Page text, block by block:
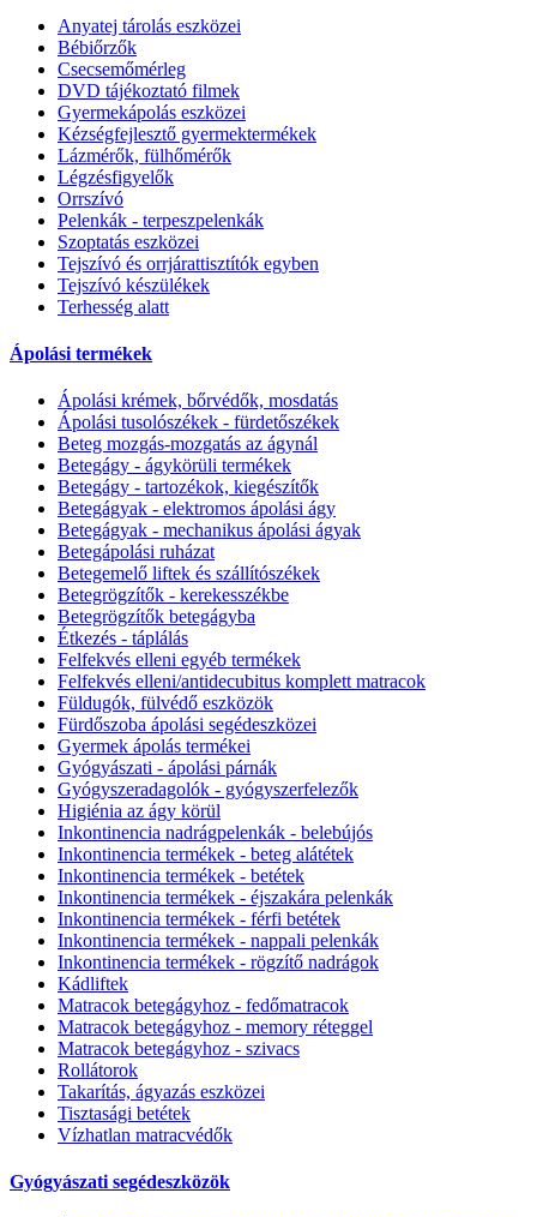
Anyatej tárolás eszközei
Bébiőrzők
Csecsemőmérleg
DVD tájékoztató filmek
Gyermekápolás eszközei
Kézségfejlesztő gyermektermékek
Lázmérők, fülhőmérők
Légzésfigyelők
Orrszívó
Pelenkák - terpeszpelenkák
Szoptatás eszközei
Tejszívó és orrjárattisztítók egyben
Tejszívó készülékek
Terhesség alatt
Ápolási termékek
Ápolási krémek, bőrvédők, mosdatás
Ápolási tusolószékek - fürdetőszékek
Beteg mozgás-mozgatás az ágynál
Betegágy - ágykörüli termékek
Betegágy - tartozékok, kiegészítők
Betegágyak - elektromos ápolási ágy
Betegágyak - mechanikus ápolási ágyak
Betegápolási ruházat
Betegemelő liftek és szállítószékek
Betegrögzítők - kerekesszékbe
Betegrögzítők betegágyba
Étkezés - táplálás
Felfekvés elleni egyéb termékek
Felfekvés elleni/antidecubitus komplett matracok
Füldugók, fülvédő eszközök
Fürdőszoba ápolási segédeszközei
Gyermek ápolás termékei
Gyógyászati - ápolási párnák
Gyógyszeradagolók - gyógyszerfelezők
Higiénia az ágy körül
Inkontinencia nadrágpelenkák - belebújós
Inkontinencia termékek - beteg alátétek
Inkontinencia termékek - betétek
Inkontinencia termékek - éjszakára pelenkák
Inkontinencia termékek - férfi betétek
Inkontinencia termékek - nappali pelenkák
Inkontinencia termékek - rögzítő nadrágok
Kádliftek
Matracok betegágyhoz - fedőmatracok
Matracok betegágyhoz - memory réteggel
Matracok betegágyhoz - szivacs
Rollátorok
Takarítás, ágyazás eszközei
Tisztasági betétek
Vízhatlan matracvédők
Gyógyászati segédeszközök